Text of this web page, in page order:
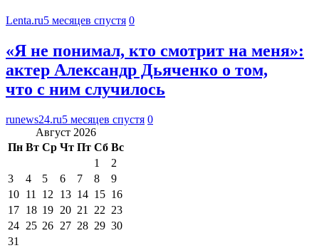
Lenta.ru5 месяцев спустя 0
«Я не понимал, кто смотрит на меня»:
актер Александр Дьяченко о том,
что с ним случилось
runews24.ru5 месяцев спустя 0
Август 2026
Пн Вт Ср Чт Пт Сб Вс
1
2
3
4 5 6 7 8
9
10 11 12 13 14 15 16
17 18 19 20 21 22 23
24 25 26 27 28 29 30
31